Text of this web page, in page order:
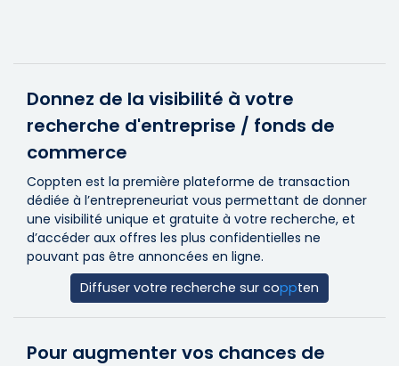
Donnez de la visibilité à votre
recherche d'entreprise / fonds de
commerce
Coppten est la première plateforme de transaction
dédiée à l’entrepreneuriat vous permettant de donner
une visibilité unique et gratuite à votre recherche, et
d’accéder aux offres les plus confidentielles ne
pouvant pas être annoncées en ligne.
Diffuser votre recherche sur coppten
Pour augmenter vos chances de